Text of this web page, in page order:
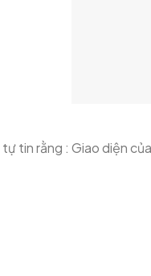
tin rằng : Giao diện